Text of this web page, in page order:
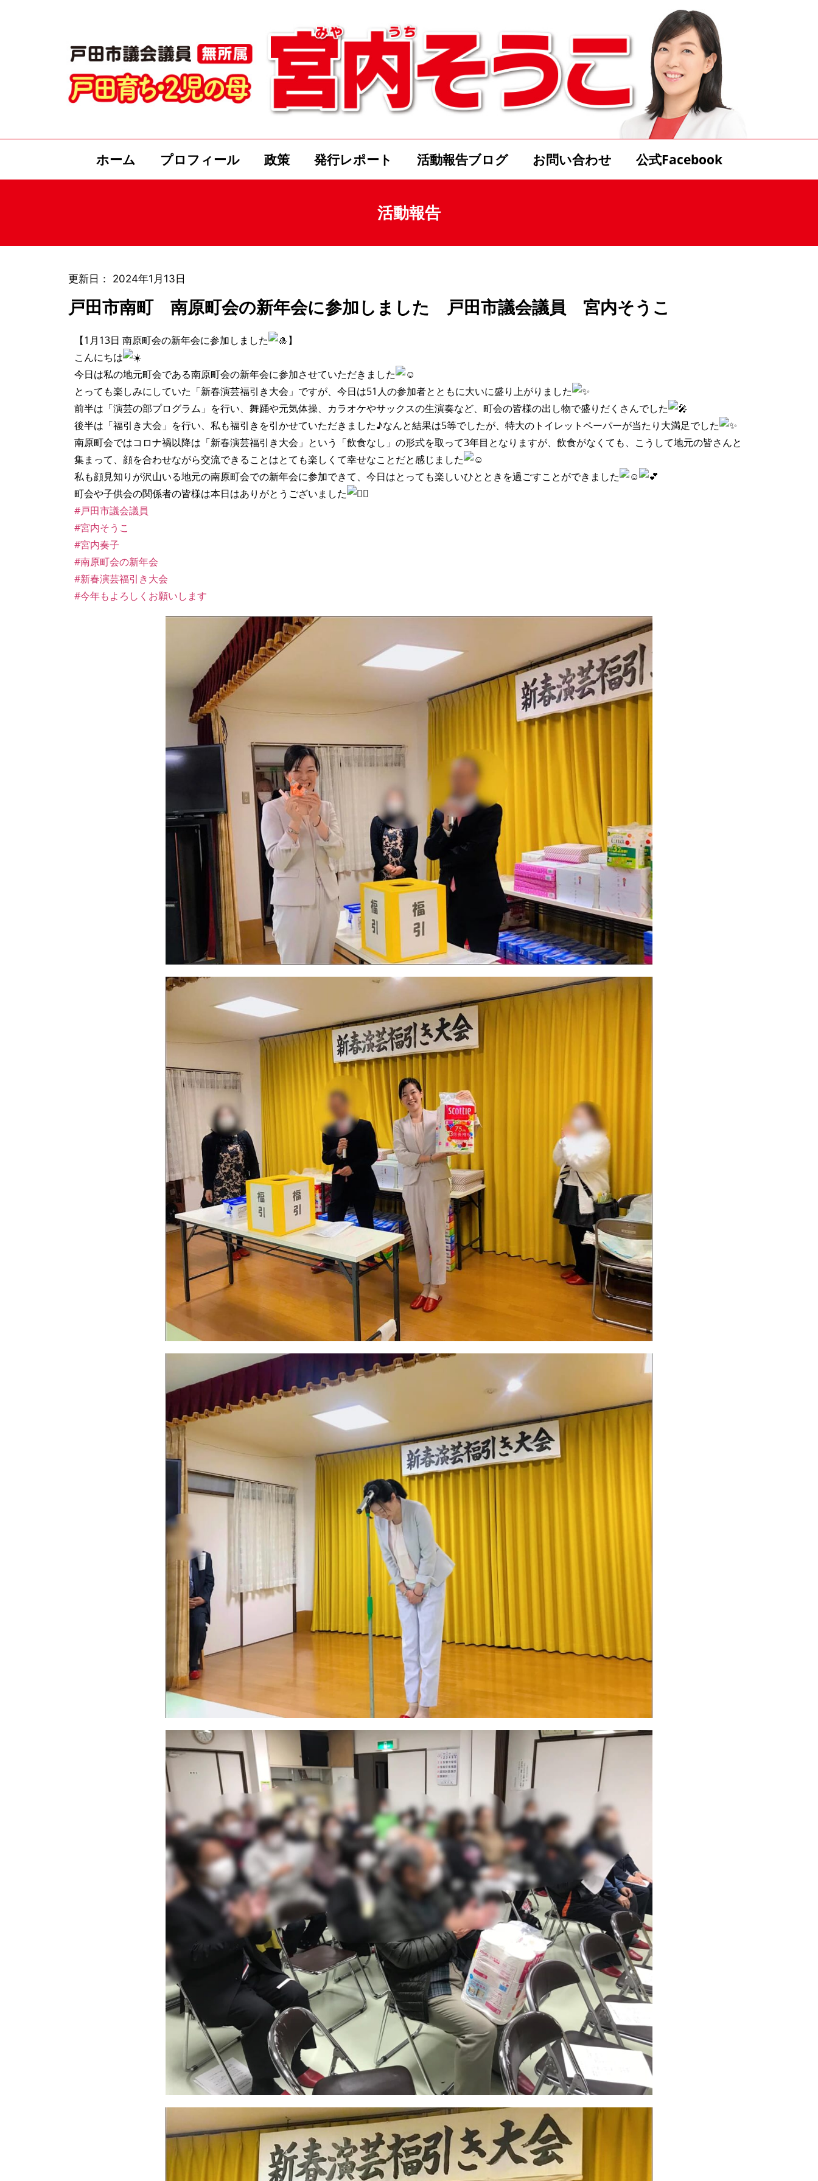
ホーム プロフィール 政策 発行レポート 活動報告ブログ お問い合わせ 公式Facebook
活動報告
更新日： 2024年1月13日
戸田市南町 南原町会の新年会に参加しました 戸田市議会議員 宮内そうこ
【1月13日 南原町会の新年会に参加しました
】
こんにちは
今日は私の地元町会である南原町会の新年会に参加させていただきました
とっても楽しみにしていた「新春演芸福引き大会」ですが、今日は51人の参加者とともに大いに盛り上がりました
前半は「演芸の部プログラム」を行い、舞踊や元気体操、カラオケやサックスの生演奏など、町会の皆様の出し物で盛りだくさんでした
後半は「福引き大会」を行い、私も福引きを引かせていただきました♪なんと結果は5等でしたが、特大のトイレットペーパーが当たり大満足でした
南原町会ではコロナ禍以降は「新春演芸福引き大会」という「飲食なし」の形式を取って3年目となりますが、飲食がなくても、こうして地元の皆さんと
集まって、顔を合わせながら交流できることはとても楽しくて幸せなことだと感じました
私も顔見知りが沢山いる地元の南原町会での新年会に参加できて、今日はとっても楽しいひとときを過ごすことができました
町会や子供会の関係者の皆様は本日はありがとうございました
#戸田市議会議員
#宮内そうこ
#宮内奏子
#南原町会の新年会
#新春演芸福引き大会
#今年もよろしくお願いします